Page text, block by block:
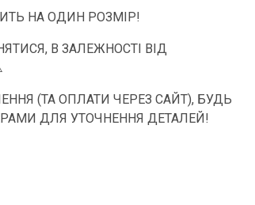
НА ОДИН РОЗМІР!
В ЗАЛЕЖНОСТІ ВІД
(ТА ОПЛАТИ ЧЕРЕЗ САЙТ), БУДЬ
ДЛЯ УТОЧНЕННЯ ДЕТАЛЕЙ!